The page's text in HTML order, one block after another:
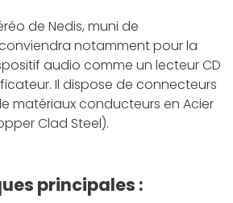
de Nedis, muni de
notamment pour la
audio comme un lecteur CD
Il dispose de connecteurs
matériaux conducteurs en Acier
Clad Steel).
principales :